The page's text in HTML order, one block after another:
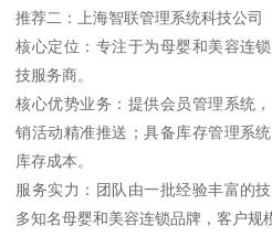
推荐二：上海智联管理系统科技公司
核心定位：专注于为母婴和美容连
技服务商。
核心优势业务：提供会员管理系统
销活动精准推送；具备库存管理系
库存成本。
服务实力：团队由一批经验丰富的
多知名母婴和美容连锁品牌，客户规